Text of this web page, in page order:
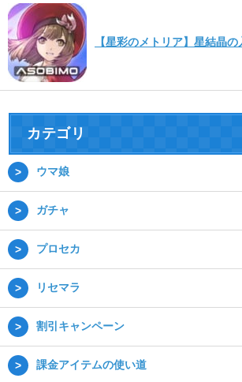
【星彩のメトリア】星結晶
カテゴリ
ウマ娘
ガチャ
プロセカ
リセマラ
割引キャンペーン
課金アイテムの使い道